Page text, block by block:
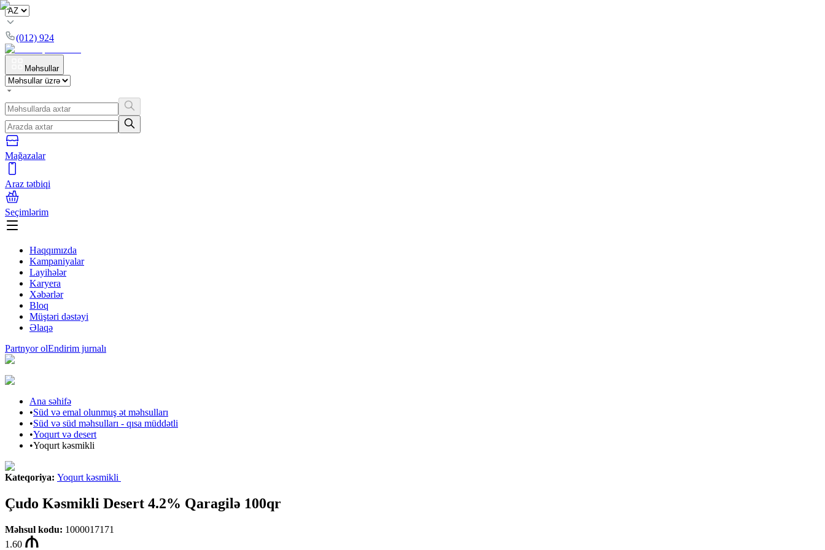
(012) 924
Məhsullar
Mağazalar
Araz tətbiqi
Seçimlərim
Haqqımızda
Kampaniyalar
Layihələr
Karyera
Xəbərlər
Bloq
Müştəri dəstəyi
Əlaqə
Partnyor olEndirim jurnalı
Ana səhifə
•Süd və emal olunmuş ət məhsulları
•Süd və süd məhsulları - qısa müddətli
•Yoqurt və desert
•Yoqurt kəsmikli
Kateqoriya: Yoqurt kəsmikli
Çudo Kəsmikli Desert 4.2% Qaragilə 100qr
Məhsul kodu: 1000017171
1.60